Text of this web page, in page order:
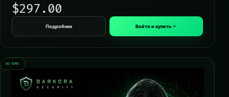
$297.00
Подробнее Войти и купить
DO-BMX